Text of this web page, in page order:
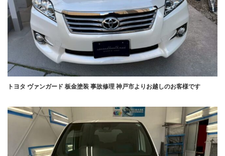
トヨタ ヴァンガード 板金塗装 事故修理 神戸市よりお越しのお客様です